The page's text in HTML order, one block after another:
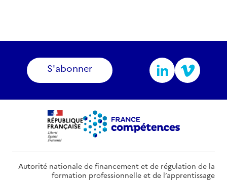
S'abonner
Autorité nationale de financement et de régulation de la
formation professionnelle et de l’apprentissage